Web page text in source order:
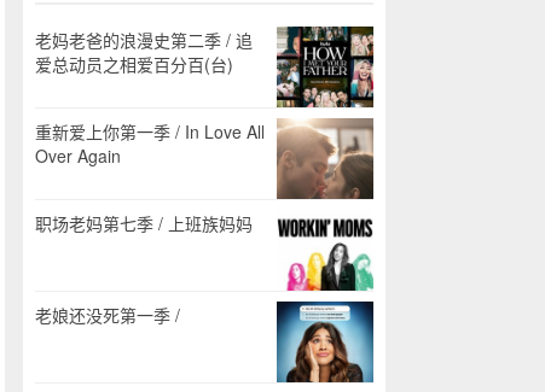
老妈老爸的浪漫史第二季 / 追
爱总动员之相爱百分百(台)
重新爱上你第一季 / In Love All
Over Again
职场老妈第七季 / 上班族妈妈
老娘还没死第一季 /